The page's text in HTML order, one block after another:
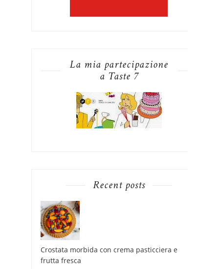
La mia partecipazione
a Taste 7
Recent posts
Crostata morbida con crema pasticciera e
frutta fresca